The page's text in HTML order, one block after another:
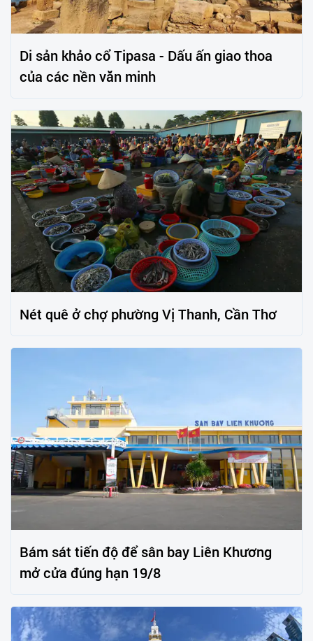
Di sản khảo cổ Tipasa - Dấu ấn giao thoa
của các nền văn minh
Nét quê ở chợ phường Vị Thanh, Cần Thơ
Bám sát tiến độ để sân bay Liên Khương
mở cửa đúng hạn 19/8